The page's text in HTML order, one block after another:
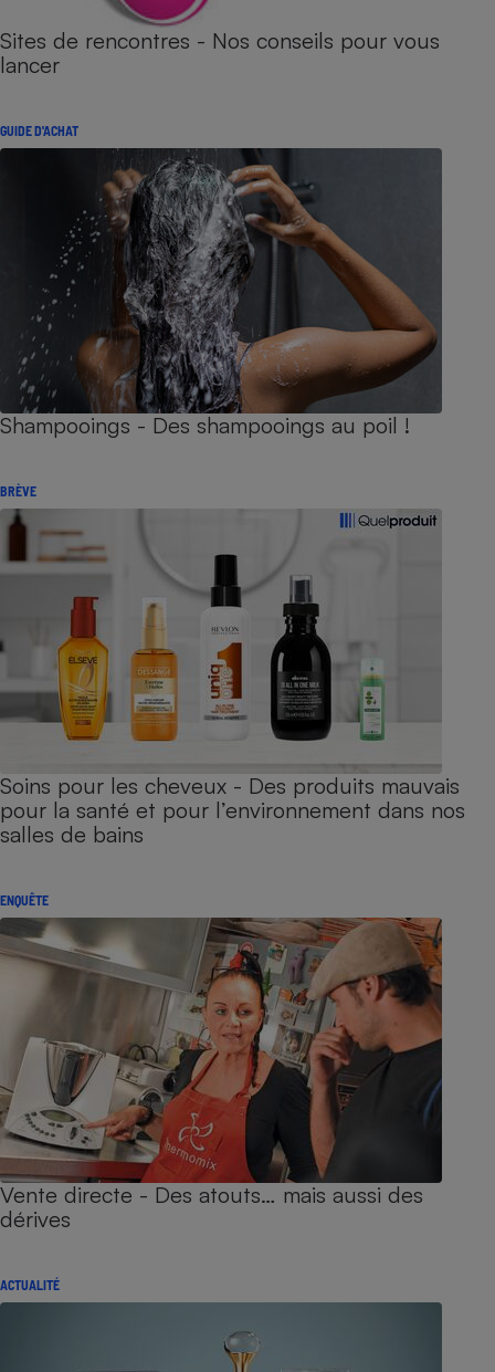
Sites de rencontres - Nos conseils pour vous
lancer
GUIDE D'ACHAT
Shampooings - Des shampooings au poil !
BRÈVE
Soins pour les cheveux - Des produits mauvais
pour la santé et pour l’environnement dans nos
salles de bains
ENQUÊTE
Vente directe - Des atouts… mais aussi des
dérives
ACTUALITÉ